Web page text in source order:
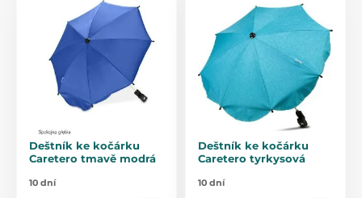
Deštník ke kočárku
Caretero tmavě modrá
10 dní
Deštník ke kočárku
Caretero tyrkysová
10 dní